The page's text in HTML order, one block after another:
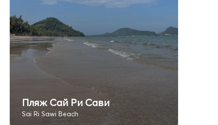
Пляж Сай Ри Сави
Sai Ri Sawi Beach